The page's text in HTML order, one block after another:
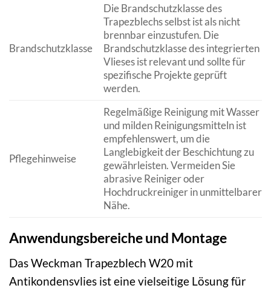
Brandschutzklasse
Die Brandschutzklasse des
Trapezblechs selbst ist als nicht
brennbar einzustufen. Die
Brandschutzklasse des integrierten
Vlieses ist relevant und sollte für
spezifische Projekte geprüft
werden.
Pflegehinweise
Regelmäßige Reinigung mit Wasser
und milden Reinigungsmitteln ist
empfehlenswert, um die
Langlebigkeit der Beschichtung zu
gewährleisten. Vermeiden Sie
abrasive Reiniger oder
Hochdruckreiniger in unmittelbarer
Nähe.
Anwendungsbereiche und Montage
Das Weckman Trapezblech W20 mit
Antikondensvlies ist eine vielseitige Lösung für